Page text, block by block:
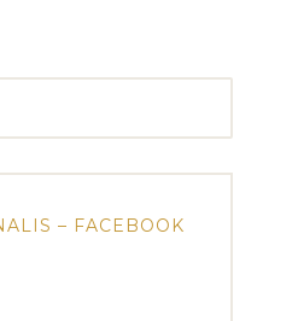
– FACEBOOK